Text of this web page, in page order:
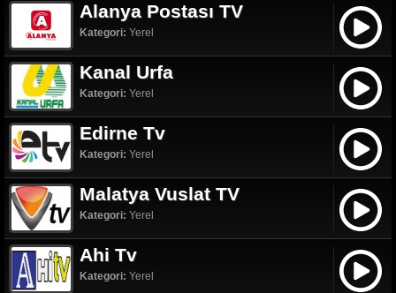
Alanya Postası TV
Kategori: Yerel
Kanal Urfa
Kategori: Yerel
Edirne Tv
Kategori: Yerel
Malatya Vuslat TV
Kategori: Yerel
Ahi Tv
Kategori: Yerel